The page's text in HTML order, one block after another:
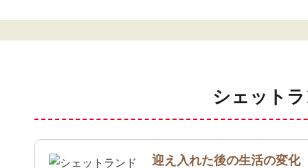
シェット
迎え入れた後の生活の変化